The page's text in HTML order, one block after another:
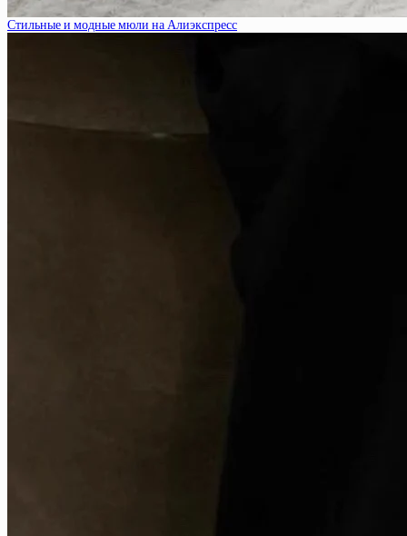
Стильные и модные мюли на Алиэкспресс